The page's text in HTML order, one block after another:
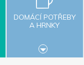
DOMÁCÍ POTŘEBY
A HRNKY